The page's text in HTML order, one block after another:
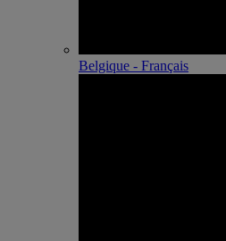
Belgique - Français